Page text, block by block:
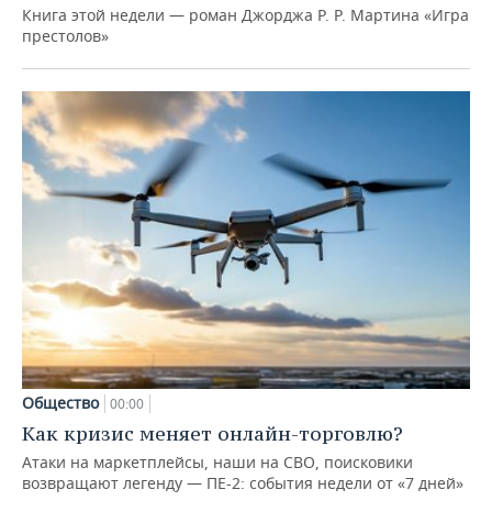
Книга этой недели — роман Джорджа Р. Р. Мартина «Игра
престолов»
Общество 00:00
Как кризис меняет онлайн-торговлю?
Атаки на маркетплейсы, наши на СВО, поисковики
возвращают легенду — ПЕ-2: события недели от «7 дней»